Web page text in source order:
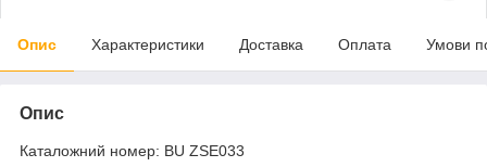
Опис Характеристики Доставка Оплата Умови
Опис
Каталожний номер: BU ZSE033